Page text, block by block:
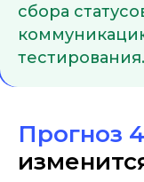
сбора
тестирования.
Прогноз